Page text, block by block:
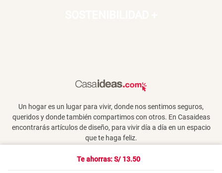
Te ahorras: S/ 13.50
Un hogar es un lugar para vivir, donde nos sentimos seguros,
queridos y donde también compartimos con otros. En Casaideas
encontrarás artículos de diseño, para vivir día a día en un espacio
que te haga feliz.